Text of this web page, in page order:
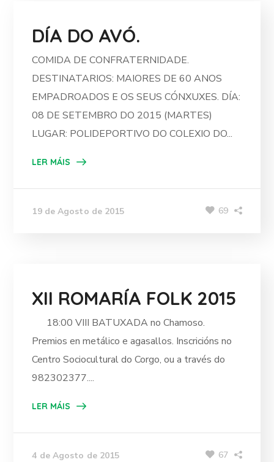
DÍA DO AVÓ.
COMIDA DE CONFRATERNIDADE.
DESTINATARIOS: MAIORES DE 60 ANOS
EMPADROADOS E OS SEUS CÓNXUXES. DÍA:
08 DE SETEMBRO DO 2015 (MARTES)
LUGAR: POLIDEPORTIVO DO COLEXIO DO...
LER MÁIS
19 de Agosto de 2015 69
XII ROMARÍA FOLK 2015
18:00 VIII BATUXADA no Chamoso.
Premios en metálico e agasallos. Inscricións no
Centro Sociocultural do Corgo, ou a través do
982302377....
LER MÁIS
4 de Agosto de 2015 67